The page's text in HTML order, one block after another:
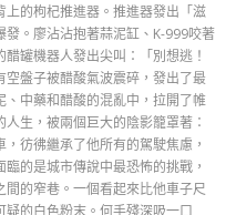
的枸杞推進器。推進器發出「滋
。廖沾沾抱著蒜泥缸、K-999咬著
罐機器人發出尖叫：「別想逃！
盤子被醋酸氣波震碎，發出了最
中藥和醋酸的混亂中，拉開了帷
生，被兩個巨大的陰影籠罩著：
彷彿繼承了他所有的駕駛焦慮，
的是城市傳說中最恐怖的挑戰，
的窄巷。一個看起來比他車子尺
的白色粉末。何手殘深吸一口